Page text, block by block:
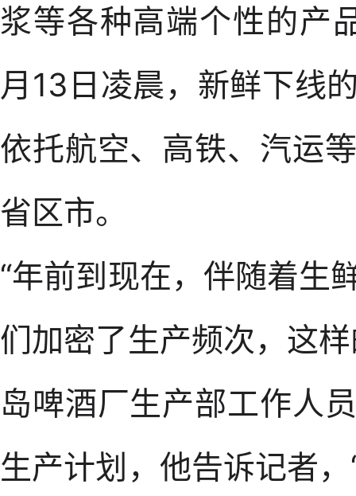
浆等各种高端个性的产
月13日凌晨，新鲜下线
依托航空、高铁、汽运
省区市。
“年前到现在，伴随着生
们加密了生产频次，这
岛啤酒厂生产部工作人
生产计划，他告诉记者